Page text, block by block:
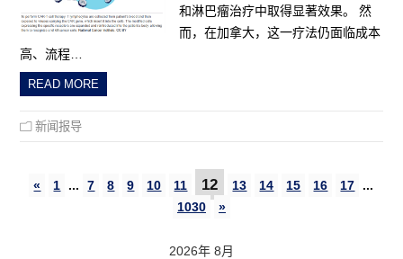
和淋巴瘤治疗中取得显著效果。 然
而，在加拿大，这一疗法仍面临成本
高、流程…
READ MORE
新闻报导
« 1 ... 7 8 9 10 11 12 13 14 15 16 17
...
1030
»
2026年 8月